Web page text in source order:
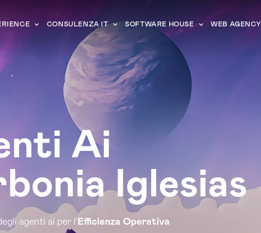
CONSULENZA IT SOFTWARE HOUSE WEB AGENCY
Ai
Iglesias
agenti ai per l' Efficienza Operativa